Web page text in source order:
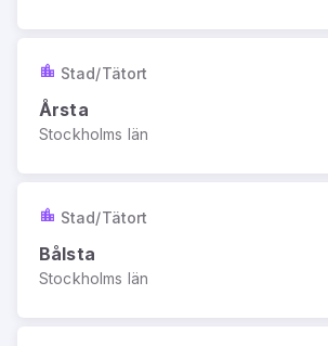
Stad/Tätort
Årsta
Stockholms län
Stad/Tätort
Bålsta
Stockholms län